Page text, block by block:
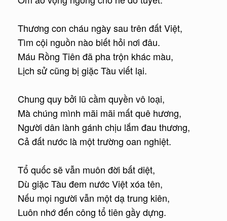
Thương con cháu ngày sau trên đất Việt,
Tìm cội nguồn nào biết hỏi nơi đâu.
Máu Rồng Tiên đã pha trộn khác màu,
Lịch sử cũng bị giặc Tàu viết lại.
Chung quy bởi lũ cầm quyền vô loại,
Mà chúng mình mãi mãi mất quê hương,
Người dân lành gánh chịu lắm đau thương,
Cả đất nước là một trường oan nghiệt.
Tổ quốc sẽ vẫn muôn đời bất diệt,
Dù giặc Tàu đem nước Việt xóa tên,
Nếu mọi người vẫn một dạ trung kiên,
Luôn nhớ đến công tổ tiên gầy dựng.